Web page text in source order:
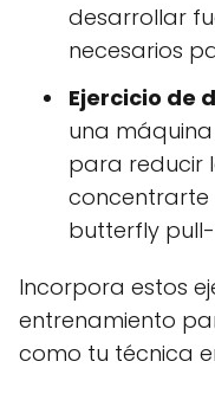
desarrollar
necesarios
Ejercicio de
una
para reducir
concentrarte
butterfly
Incorpora estos
entrenamiento
como tu técnica